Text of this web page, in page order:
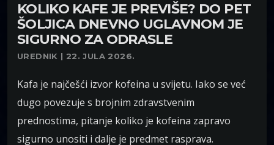
KOLIKO KAFE JE PREVIŠE? DO PET
ŠOLJICA DNEVNO UGLAVNOM JE
SIGURNO ZA ODRASLE
UREDNIK | 22. JULA 2026.
Kafa je najčešći izvor kofeina u svijetu. Iako se već
dugo povezuje s brojnim zdravstvenim
prednostima, pitanje koliko je kofeina zapravo
sigurno unositi i dalje je predmet rasprava.